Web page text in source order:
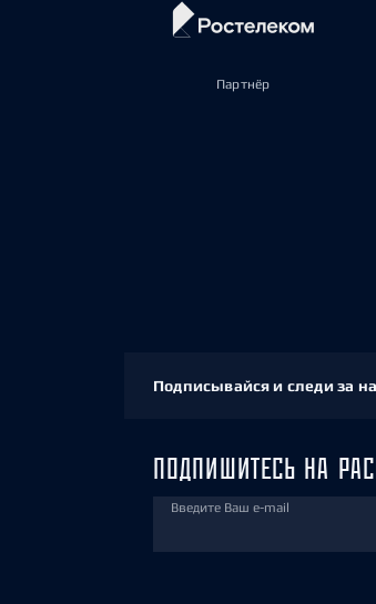
Партнёр
Подписывайся и следи за
ПОДПИШИТЕСЬ НА
Введите Ваш e-mail